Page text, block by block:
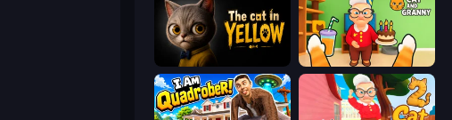
The Cat in Yellow Cat and Granny